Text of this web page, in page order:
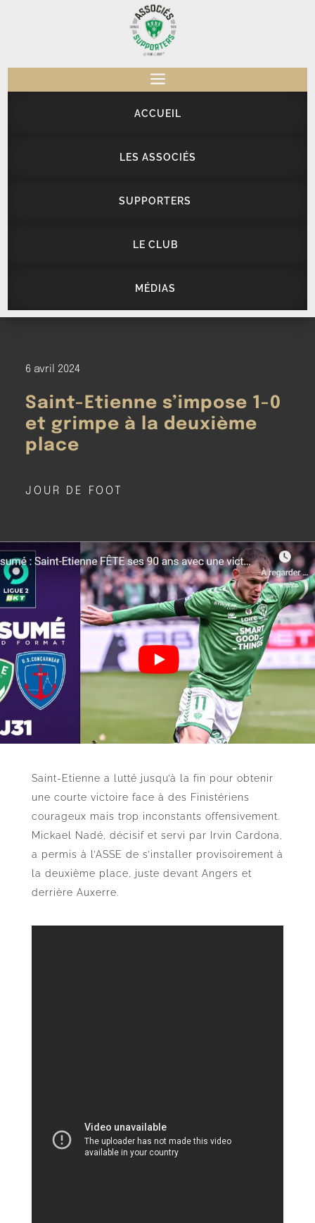
a
ACCUEIL
LES ASSOCIÉS
SUPPORTERS
LE CLUB
MÉDIAS
6 avril 2024
Saint-Etienne s’impose 1-0
et grimpe à la deuxième
place
JOUR DE FOOT
Saint-Etienne a lutté jusqu’à la fin pour obtenir
une courte victoire face à des Finistériens
courageux mais trop inconstants offensivement.
Mickael Nadé, décisif et servi par Irvin Cardona,
a permis à l’ASSE de s’installer provisoirement à
la deuxième place, juste devant Angers et
derrière Auxerre.